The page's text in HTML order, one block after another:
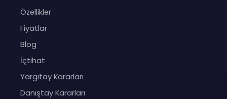
Özellikler
Fiyatlar
Blog
İçtihat
Yargıtay Kararları
Danıştay Kararları